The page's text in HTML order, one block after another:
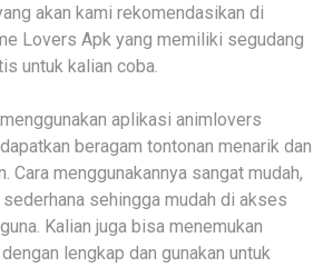
akan kami rekomendasikan di
Lovers Apk yang memiliki segudang
untuk kalian coba.
aplikasi animlovers
beragam tontonan menarik dan
Cara menggunakannya sangat mudah,
sehingga mudah di akses
Kalian juga bisa menemukan
lengkap dan gunakan untuk